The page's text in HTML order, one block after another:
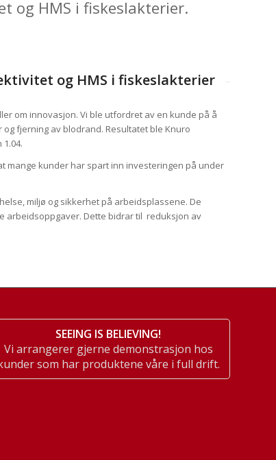
og HMS i fiskeslakterier.
og HMS i fiskeslakterier
om innovasjon. Vi ble utfordret av en kunde på å
fjerning av blodrand. Resultatet ble Knuro
mange kunder har spart inn investeringen på under
miljø og sikkerhet på arbeidsplassene. De
arbeidsoppgaver. Dette bidrar til reduksjon av
SEEING IS BELIEVING!
Vi arrangerer gjerne demonstrasjon hos
som har produktene våre i full drift.